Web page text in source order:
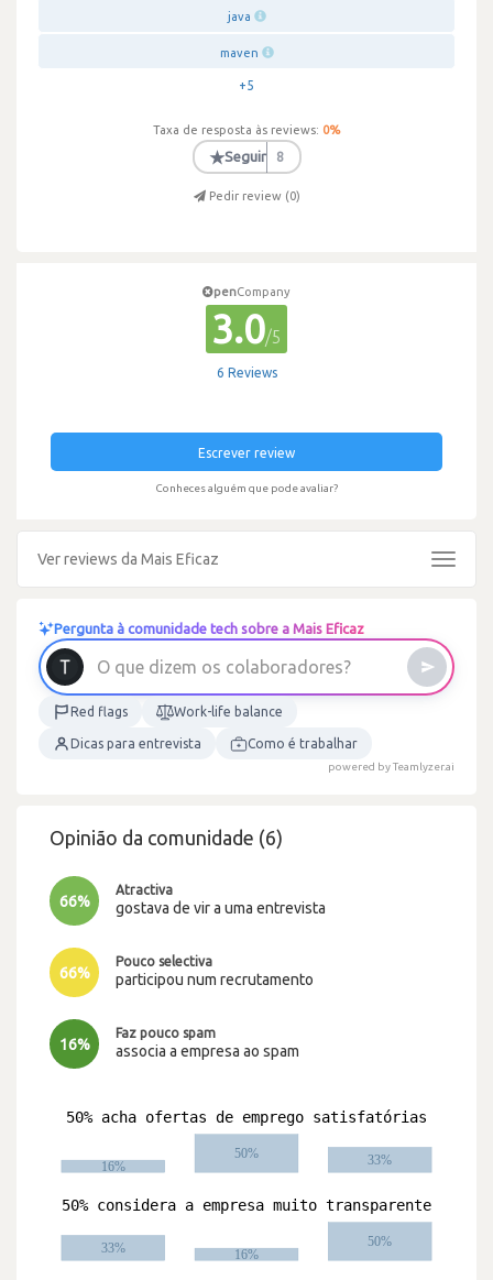
java
maven
+5
Taxa de resposta às reviews: 0%
★Seguir 8
Pedir review (0)
penCompany
3.0/5
6 Reviews
Escrever review
Conheces alguém que pode avaliar?
Ver reviews da Mais Eficaz
Toggle
Pergunta à comunidade tech sobre a Mais Eficaz
O que d izem os colaborad ores?
Red flags Work-life balance
Dicas para entrevista Como é trabalhar
powered by Teamlyzer.ai
Opinião da comunidade (6)
66%
Atractiva
gostava de vir a uma entrevista
66%
Pouco selectiva
participou num recrutamento
16%
Faz pouco spam
associa a empresa ao spam